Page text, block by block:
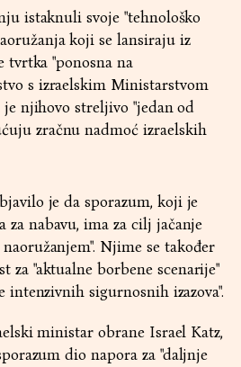
istaknuli svoje "tehnološko
koji se lansiraju iz
tvrtka "ponosna na
s izraelskim Ministarstvom
je njihovo streljivo "jedan od
zračnu nadmoć izraelskih
je da sporazum, koji je
za nabavu, ima za cilj jačanje
Njime se također
za "aktualne borbene scenarije"
intenzivnih sigurnosnih izazova".
ministar obrane Israel Katz,
dio napora za "daljnje